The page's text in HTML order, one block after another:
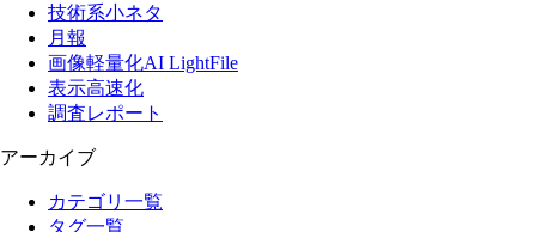
技術系小ネタ
月報
画像軽量化AI LightFile
表示高速化
調査レポート
アーカイブ
カテゴリ一覧
タグ一覧